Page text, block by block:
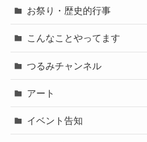
お祭り・歴史的行事
こんなことやってます
つるみチャンネル
アート
イベント告知